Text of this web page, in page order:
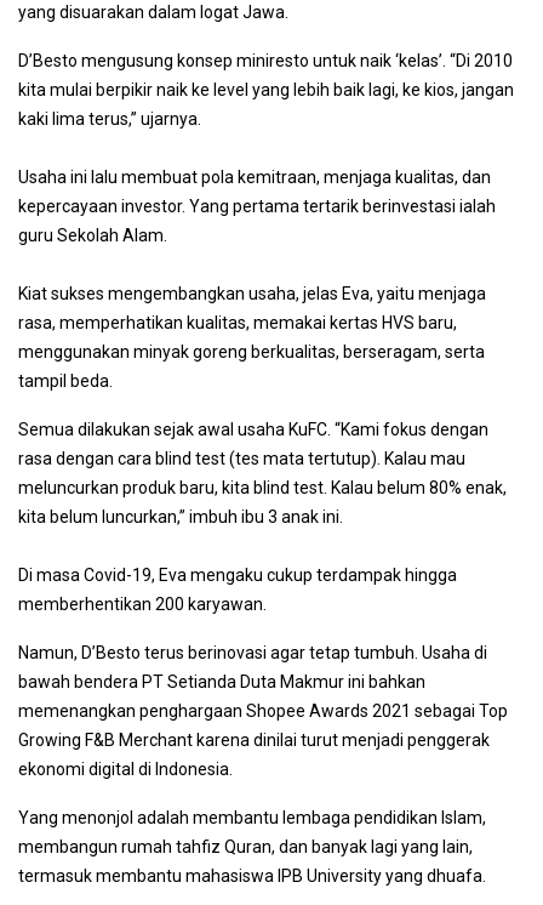
yang disuarakan dalam logat Jawa.
D’Besto mengusung konsep miniresto untuk naik ‘kelas’. “Di 2010
kita mulai berpikir naik ke level yang lebih baik lagi, ke kios, jangan
kaki lima terus,” ujarnya.
Usaha ini lalu membuat pola kemitraan, menjaga kualitas, dan
kepercayaan investor. Yang pertama tertarik berinvestasi ialah
guru Sekolah Alam.
Kiat sukses mengembangkan usaha, jelas Eva, yaitu menjaga
rasa, memperhatikan kualitas, memakai kertas HVS baru,
menggunakan minyak goreng berkualitas, berseragam, serta
tampil beda.
Semua dilakukan sejak awal usaha KuFC. “Kami fokus dengan
rasa dengan cara blind test (tes mata tertutup). Kalau mau
meluncurkan produk baru, kita blind test. Kalau belum 80% enak,
kita belum luncurkan,” imbuh ibu 3 anak ini.
Di masa Covid-19, Eva mengaku cukup terdampak hingga
memberhentikan 200 karyawan.
Namun, D’Besto terus berinovasi agar tetap tumbuh. Usaha di
bawah bendera PT Setianda Duta Makmur ini bahkan
memenangkan penghargaan Shopee Awards 2021 sebagai Top
Growing F&B Merchant karena dinilai turut menjadi penggerak
ekonomi digital di Indonesia.
Yang menonjol adalah membantu lembaga pendidikan Islam,
membangun rumah tahfiz Quran, dan banyak lagi yang lain,
termasuk membantu mahasiswa IPB University yang dhuafa.